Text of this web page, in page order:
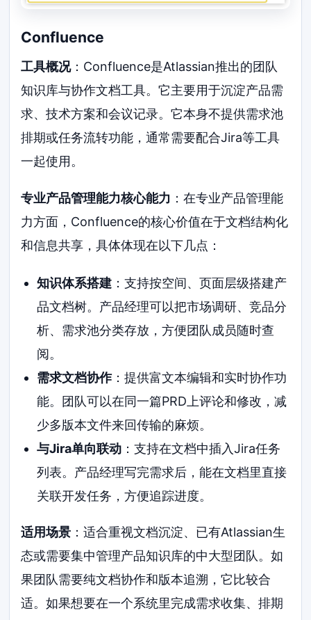
Confluence
工具概况：Confluence是Atlassian推出的团队
知识库与协作文档工具。它主要用于沉淀产品需
求、技术方案和会议记录。它本身不提供需求池
排期或任务流转功能，通常需要配合Jira等工具
一起使用。
专业产品管理能力核心能力 ：在专业产品管理能
力方面，Confluence的核心价值在于文档结构化
和信息共享，具体体现在以下几点：
知识体系搭建：支持按空间、页面层级搭建产
品文档树。产品经理可以把市场调研、竞品分
析、需求池分类存放，方便团队成员随时查
阅。
需求文档协作：提供富文本编辑和实时协作功
能。团队可以在同一篇PRD上评论和修改，减
少多版本文件来回传输的麻烦。
与Jira单向联动：支持在文档中插入Jira任务
列表。产品经理写完需求后，能在文档里直接
关联开发任务，方便追踪进度。
适用场景 ：适合重视文档沉淀、已有Atlassian生
态或需要集中管理产品知识库的中大型团队。如
果团队需要纯文档协作和版本追溯，它比较合
适。如果想要在一个系统里完成需求收集、排期